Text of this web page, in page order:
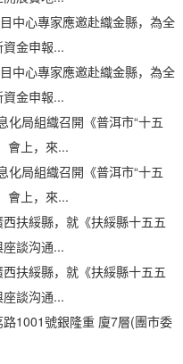
心專家應邀赴織金縣，為全
金申報...
心專家應邀赴織金縣，為全
金申報...
局組織召開《普洱市“十五
會上，來...
局組織召開《普洱市“十五
會上，來...
扶綏縣，就《扶綏縣十五五
談沟通...
扶綏縣，就《扶綏縣十五五
談沟通...
1001號銀隆重 廈7層(團市委